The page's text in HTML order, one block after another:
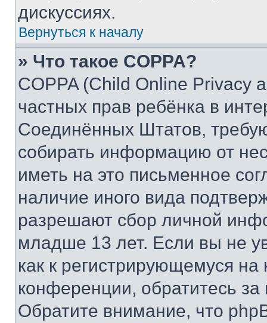
дискуссиях.
Вернуться к началу
» Что такое COPPA?
COPPA (Child Online Privacy
частных прав ребёнка в
Соединённых Штатов,
собирать информацию от
иметь на это письменное
наличие иного вида
разрешают сбор личной
младше 13 лет. Если вы не
как к регистрирующемуся
конференции, обратитесь
Обратите внимание, что